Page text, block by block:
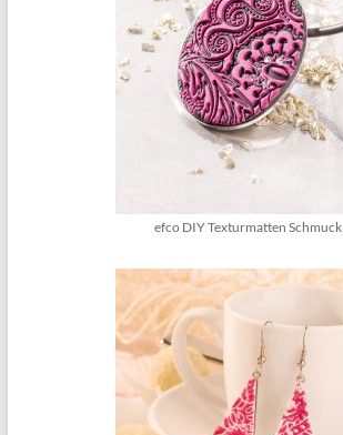
efco DIY Texturmatten Schmuck